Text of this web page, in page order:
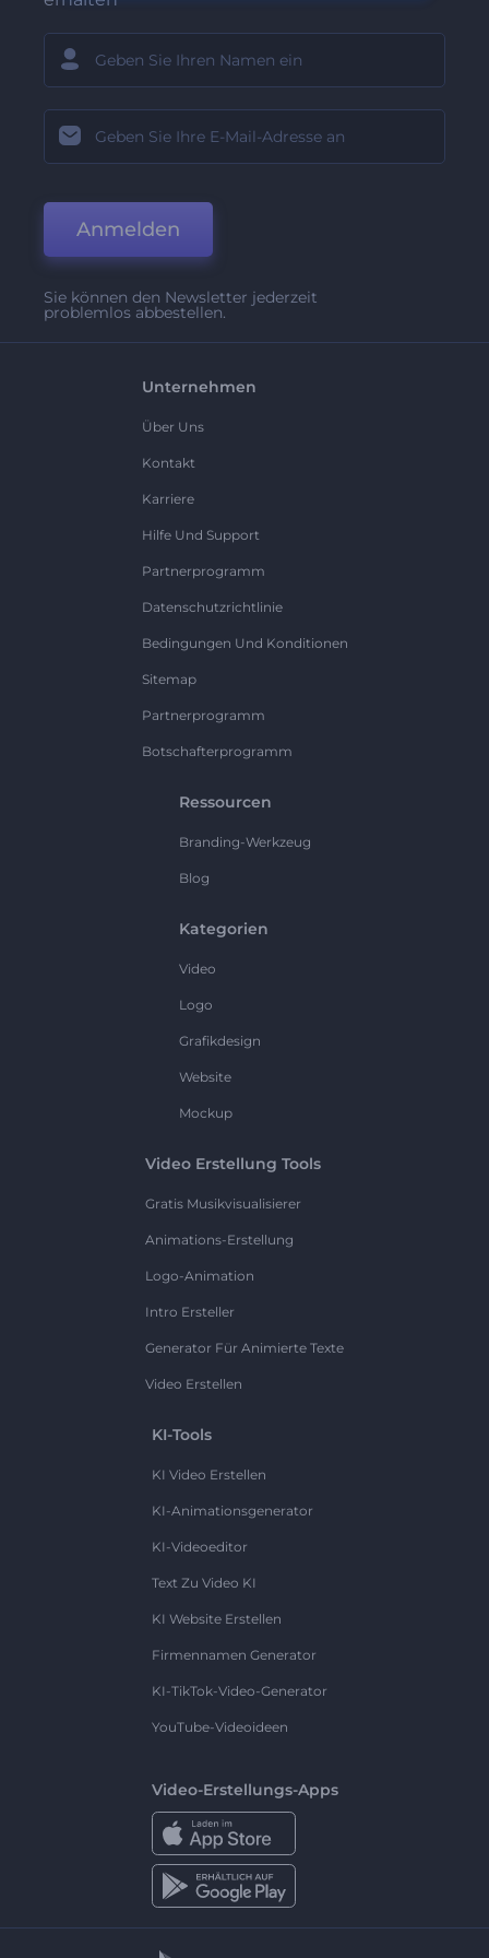
Anmelden
Sie können den Newsletter jederzeit
problemlos abbestellen.
Unternehmen
Über Uns
Kontakt
Karriere
Hilfe Und Support
Partnerprogramm
Datenschutzrichtlinie
Bedingungen Und Konditionen
Sitemap
Partnerprogramm
Botschafterprogramm
Ressourcen
Branding-Werkzeug
Blog
Kategorien
Video
Logo
Grafikdesign
Website
Mockup
Video Erstellung Tools
Gratis Musikvisualisierer
Animations-Erstellung
Logo-Animation
Intro Ersteller
Generator Für Animierte Texte
Video Erstellen
KI-Tools
KI Video Erstellen
KI-Animationsgenerator
KI-Videoeditor
Text Zu Video KI
KI Website Erstellen
Firmennamen Generator
KI-TikTok-Video-Generator
YouTube-Videoideen
Video-Erstellungs-Apps